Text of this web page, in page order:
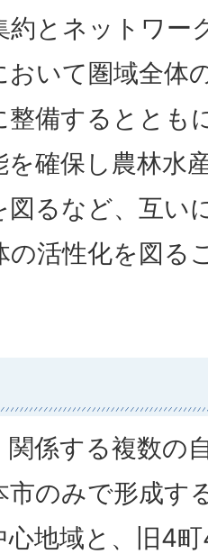
約とネットワー
おいて圏域全体
整備するととも
を確保し農林水
図るなど、互い
の活性化を図る
関係する複数の
市のみで形成す
心地域と、旧4